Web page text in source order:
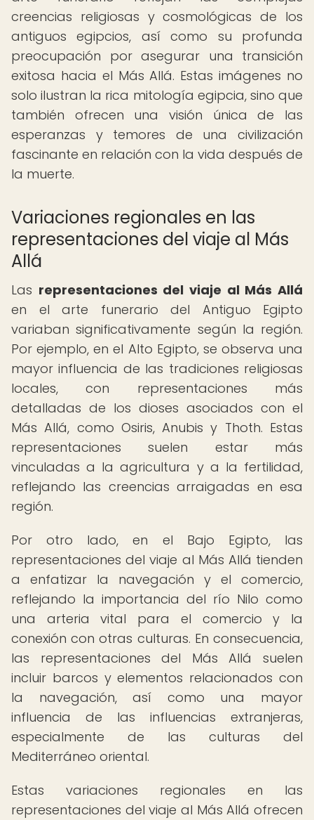
creencias religiosas y cosmológicas de los
antiguos egipcios, así como su profunda
preocupación por asegurar una transición
exitosa hacia el Más Allá. Estas imágenes no
solo ilustran la rica mitología egipcia, sino que
también ofrecen una visión única de las
esperanzas y temores de una civilización
fascinante en relación con la vida después de
la muerte.
Variaciones regionales en las
representaciones del viaje al Más
Allá
Las representaciones del viaje al Más Allá
en el arte funerario del Antiguo Egipto
variaban significativamente según la región.
Por ejemplo, en el Alto Egipto, se observa una
mayor influencia de las tradiciones religiosas
locales, con representaciones más
detalladas de los dioses asociados con el
Más Allá, como Osiris, Anubis y Thoth. Estas
representaciones suelen estar más
vinculadas a la agricultura y a la fertilidad,
reflejando las creencias arraigadas en esa
región.
Por otro lado, en el Bajo Egipto, las
representaciones del viaje al Más Allá tienden
a enfatizar la navegación y el comercio,
reflejando la importancia del río Nilo como
una arteria vital para el comercio y la
conexión con otras culturas. En consecuencia,
las representaciones del Más Allá suelen
incluir barcos y elementos relacionados con
la navegación, así como una mayor
influencia de las influencias extranjeras,
especialmente de las culturas del
Mediterráneo oriental.
Estas variaciones regionales en las
representaciones del viaje al Más Allá ofrecen